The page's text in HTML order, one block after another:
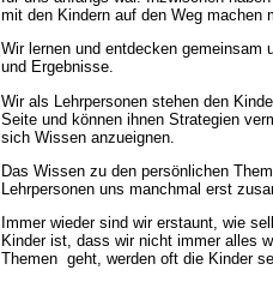
mit den Kindern auf den Weg machen
Wir lernen und entdecken gemeinsam
und Ergebnisse.
Wir als Lehrpersonen stehen den
Seite und können ihnen Strategien
sich Wissen anzueignen.
Das Wissen zu den persönlichen
Lehrpersonen uns manchmal erst
Immer wieder sind wir erstaunt, wie
Kinder ist, dass wir nicht immer alles
Themen geht, werden oft die Kinder